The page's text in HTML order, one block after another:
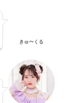
きゅ〜くる